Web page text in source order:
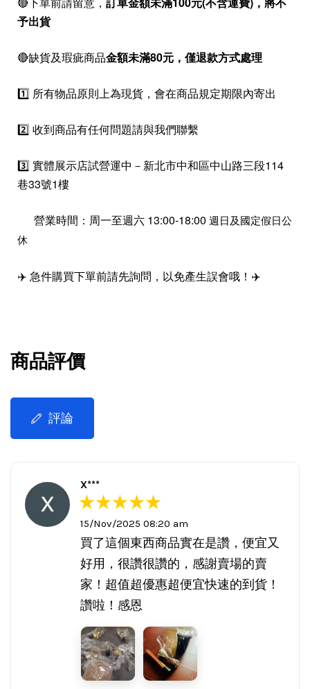
予出貨
🔴缺貨及瑕疵商品金額未滿80元，僅退款方式處理
1️⃣ 所有物品原則上為現貨，會在商品規定期限內寄出
2️⃣ 收到商品有任何問題請與我們聯繫
3️⃣ 實體展示店試營運中－新北市中和區中山路三段114
巷33號1樓
營業時間：周一至週六 13:00-18:00 週日及國定假日公
休
✈️ 急件購買下單前請先詢問，以免產生誤會哦！✈️
商品評價
評論
X***
15/Nov/2025 08:20 am
買了這個東西商品實在是讚，便宜又
好用，很讚很讚的，感謝賣場的賣
家！超值超優惠超便宜快速的到貨！
讚啦！感恩